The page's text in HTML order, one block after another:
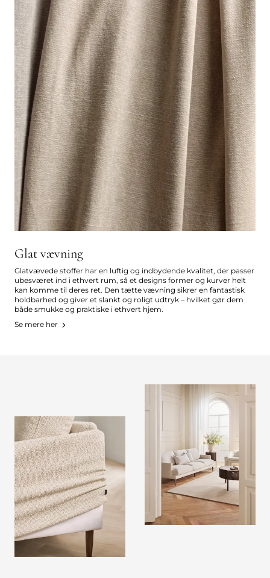
Glat vævning
Glatvævede stoffer har en luftig og indbydende kvalitet, der passer
ubesværet ind i ethvert rum, så et designs former og kurver helt
kan komme til deres ret. Den tætte vævning sikrer en fantastisk
holdbarhed og giver et slankt og roligt udtryk – hvilket gør dem
både smukke og praktiske i ethvert hjem.
Se mere her